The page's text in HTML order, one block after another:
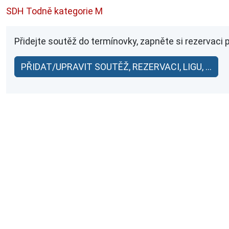
SDH Todně kategorie M
Přidejte soutěž do termínovky, zapněte si rezervaci
PŘIDAT/UPRAVIT SOUTĚŽ, REZERVACI, LIGU, ...